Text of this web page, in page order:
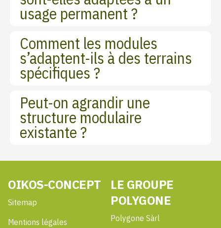
usage permanent ?
Comment les modules
s’adaptent-ils à des terrains
spécifiques ?
Peut-on agrandir une
structure modulaire
existante ?
OIKOS-CONCEPT
Sitemap
Mentions légales
LE GROUPE
POLYGONE
Polygone Sàrl